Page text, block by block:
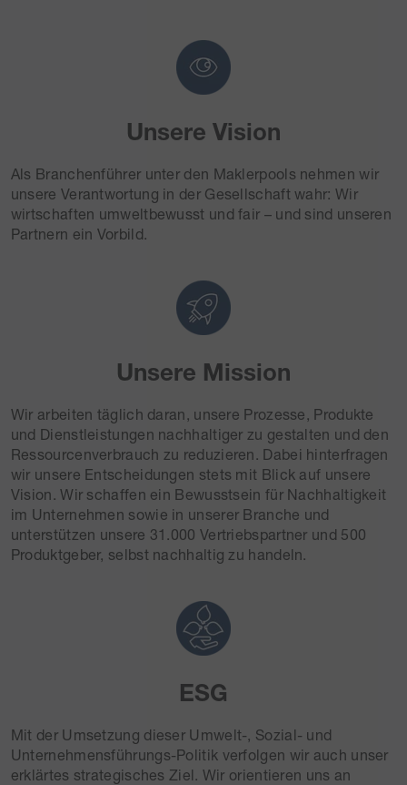
Unsere Vision
Als Branchenführer unter den Maklerpools nehmen wir
unsere Verantwortung in der Gesellschaft wahr: Wir
wirtschaften umweltbewusst und fair – und sind unseren
Partnern ein Vorbild.
Unsere Mission
Wir arbeiten täglich daran, unsere Prozesse, Produkte
und Dienstleistungen nachhaltiger zu gestalten und den
Ressourcenverbrauch zu reduzieren. Dabei hinterfragen
wir unsere Entscheidungen stets mit Blick auf unsere
Vision. Wir schaffen ein Bewusstsein für Nachhaltigkeit
im Unternehmen sowie in unserer Branche und
unterstützen unsere 31.000 Vertriebspartner und 500
Produktgeber, selbst nachhaltig zu handeln.
ESG
Mit der Umsetzung dieser Umwelt-, Sozial- und
Unternehmensführungs-Politik verfolgen wir auch unser
erklärtes strategisches Ziel. Wir orientieren uns an